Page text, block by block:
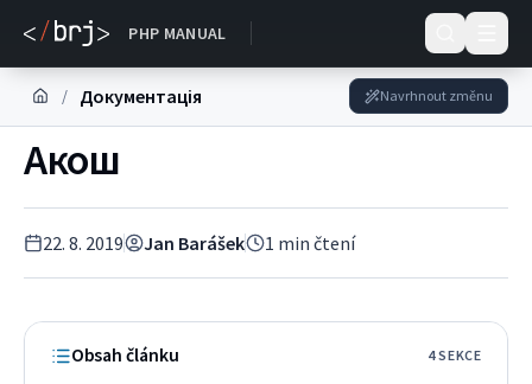
PHP MANUAL
DOKUMENTACE
/ Документація Navrhnout změnu
Aкош
22. 8. 2019 Jan Barášek 1 min čtení
Obsah článku 4SEKCE